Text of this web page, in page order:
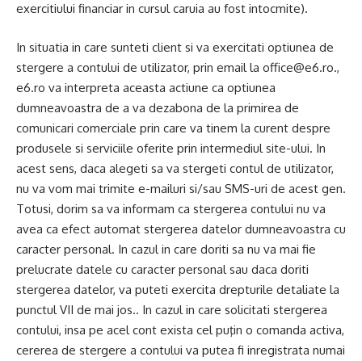
exercitiului financiar in cursul caruia au fost intocmite).
In situatia in care sunteti client si va exercitati optiunea de
stergere a contului de utilizator, prin email la office@e6.ro.,
e6.ro va interpreta aceasta actiune ca optiunea
dumneavoastra de a va dezabona de la primirea de
comunicari comerciale prin care va tinem la curent despre
produsele si serviciile oferite prin intermediul site-ului. In
acest sens, daca alegeti sa va stergeti contul de utilizator,
nu va vom mai trimite e-mailuri si/sau SMS-uri de acest gen.
Totusi, dorim sa va informam ca stergerea contului nu va
avea ca efect automat stergerea datelor dumneavoastra cu
caracter personal. In cazul in care doriti sa nu va mai fie
prelucrate datele cu caracter personal sau daca doriti
stergerea datelor, va puteti exercita drepturile detaliate la
punctul VII de mai jos.. In cazul in care solicitati stergerea
contului, insa pe acel cont exista cel puţin o comanda activa,
cererea de stergere a contului va putea fi inregistrata numai